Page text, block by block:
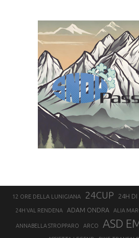
12 ORE DELLA LUNIGIANA 24CUP 24H DI
24H VAL RENDENA ADAM ONDRA ALIA
ANNABELLA STROPPARO ARCO ASD